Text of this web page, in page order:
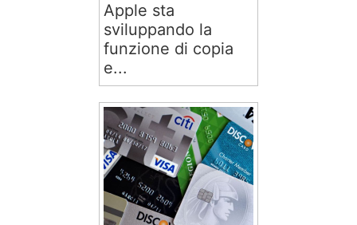
Apple sta
sviluppando la
funzione di copia
e...